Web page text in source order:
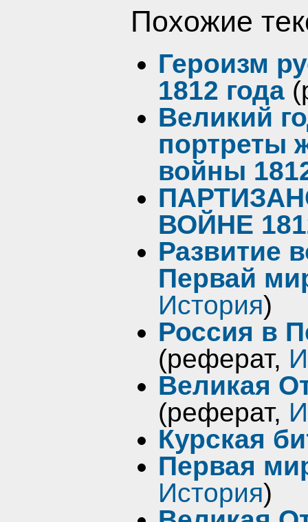
Похожие
Героизм
1812 года
Великий
портреты
войны
ВОЙНЕ
Развитие
Первай
История)
Россия в
(реферат,
Великая
(реферат,
Курская
Первая
История)